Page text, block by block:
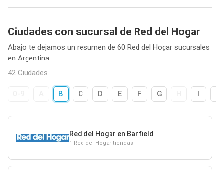
Ciudades con sucursal de Red del Hogar
Abajo te dejamos un resumen de 60 Red del Hogar sucursales
en Argentina.
42 Ciudades
B C D E F G I
Red del Hogar en Banfield
1 Red del Hogar tiendas